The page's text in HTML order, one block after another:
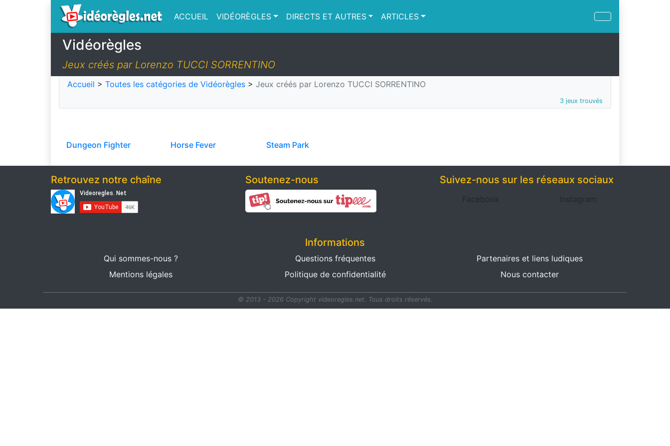
ACCUEIL VIDÉORÈGLES DIRECTS ET AUTRES ARTICLES
Vidéorègles
Jeux créés par Lorenzo TUCCI SORRENTINO
Accueil > Toutes les catégories de Vidéorègles > Jeux créés par Lorenzo TUCCI SORRENTINO
3 jeux trouvés
Dungeon Fighter Horse Fever Steam Park
Retrouvez notre chaîne Soutenez-nous Suivez-nous sur les réseaux sociaux
Facebook Instagram
Informations
Qui sommes-nous ? Questions fréquentes
Partenaires et liens ludiques
Mentions légales
Politique de confidentialité Nous contacter
© 2013 - 2026 Copyright videoregles.net. Tous droits réservés.